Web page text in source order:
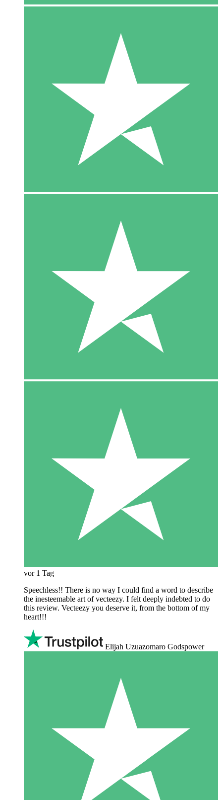
vor 1 Tag
Speechless!! There is no way I could find a word to describe
the inesteemable art of vecteezy. I felt deeply indebted to do
this review. Vecteezy you deserve it, from the bottom of my
heart!!!
Elijah Uzuazomaro Godspower